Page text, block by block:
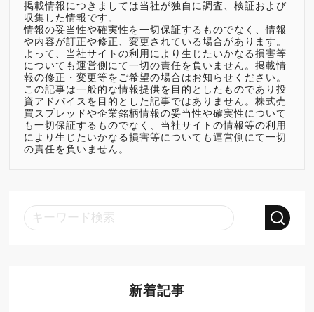
掲載情報につきましては当社が独自に調査、検証および
収集した情報です。
情報の妥当性や確実性を一切保証するものでなく、情報
や内容が訂正や修正、変更されている場合があります。
よって、当社サイトの利用により生じたいかなる損害等
についても運営側にて一切の責任を負いません。掲載情
報の修正・変更等をご希望の場合はお知らせください。
この記事は一般的な情報提供を目的としたものであり投
資アドバイスを目的とした記事ではありません。株式売
買スプレッドや企業銘柄情報の妥当性や確実性について
も一切保証するものでなく、当社サイトの情報等の利用
により生じたいかなる損害等についても運営側にて一切
の責任を負いません。
新着記事